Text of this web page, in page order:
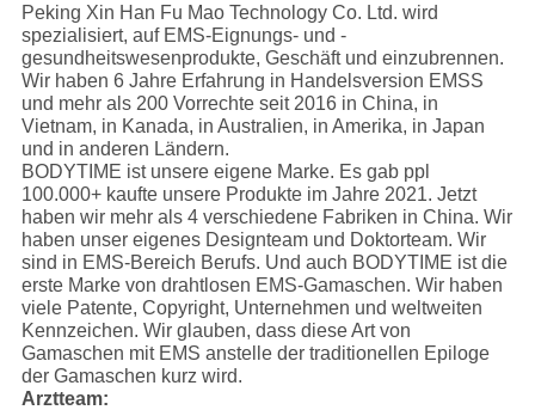
Peking Xin Han Fu Mao Technology Co. Ltd. wird
spezialisiert, auf EMS-Eignungs- und -
gesundheitswesenprodukte, Geschäft und einzubrennen.
Wir haben 6 Jahre Erfahrung in Handelsversion EMSS
und mehr als 200 Vorrechte seit 2016 in China, in
Vietnam, in Kanada, in Australien, in Amerika, in Japan
und in anderen Ländern.
BODYTIME ist unsere eigene Marke. Es gab ppl
100.000+ kaufte unsere Produkte im Jahre 2021. Jetzt
haben wir mehr als 4 verschiedene Fabriken in China. Wir
haben unser eigenes Designteam und Doktorteam. Wir
sind in EMS-Bereich Berufs. Und auch BODYTIME ist die
erste Marke von drahtlosen EMS-Gamaschen. Wir haben
viele Patente, Copyright, Unternehmen und weltweiten
Kennzeichen. Wir glauben, dass diese Art von
Gamaschen mit EMS anstelle der traditionellen Epiloge
der Gamaschen kurz wird.
Arztteam: